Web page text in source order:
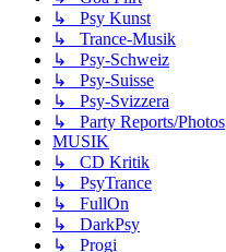
↳ Psy Kunst
↳ Trance-Musik
↳ Psy-Schweiz
↳ Psy-Suisse
↳ Psy-Svizzera
↳ Party Reports/Photos
MUSIK
↳ CD Kritik
↳ PsyTrance
↳ FullOn
↳ DarkPsy
↳ Progi